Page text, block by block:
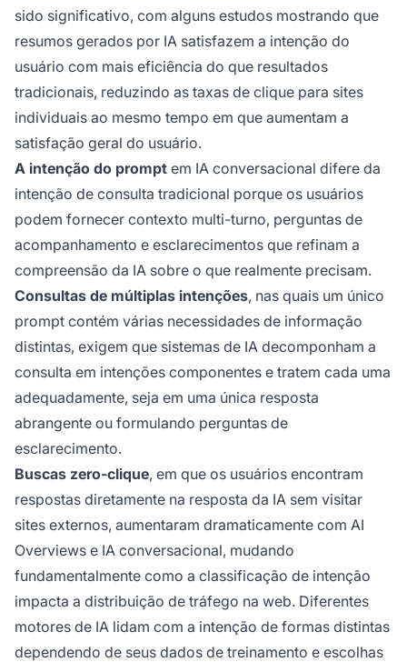
sido significativo, com alguns estudos mostrando que
resumos gerados por IA satisfazem a intenção do
usuário com mais eficiência do que resultados
tradicionais, reduzindo as taxas de clique para sites
individuais ao mesmo tempo em que aumentam a
satisfação geral do usuário.
A intenção do prompt em IA conversacional difere da
intenção de consulta tradicional porque os usuários
podem fornecer contexto multi-turno, perguntas de
acompanhamento e esclarecimentos que refinam a
compreensão da IA sobre o que realmente precisam.
Consultas de múltiplas intenções, nas quais um único
prompt contém várias necessidades de informação
distintas, exigem que sistemas de IA decomponham a
consulta em intenções componentes e tratem cada uma
adequadamente, seja em uma única resposta
abrangente ou formulando perguntas de
esclarecimento.
Buscas zero-clique, em que os usuários encontram
respostas diretamente na resposta da IA sem visitar
sites externos, aumentaram dramaticamente com AI
Overviews e IA conversacional, mudando
fundamentalmente como a classificação de intenção
impacta a distribuição de tráfego na web. Diferentes
motores de IA lidam com a intenção de formas distintas
dependendo de seus dados de treinamento e escolhas